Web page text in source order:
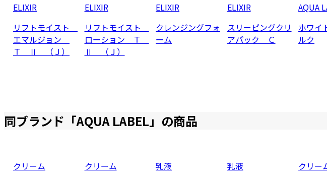
ELIXIR
リフトモイスト
エマルジョン
Ｔ Ⅱ （Ｊ）
ELIXIR
リフトモイスト
ローション Ｔ
Ⅱ （Ｊ）
ELIXIR
クレンジングフォ
ーム
ELIXIR
スリーピングクリ
アパック Ｃ
AQUA
ホワ
ルク
同ブランド「AQUA LABEL 」の商品
クリーム
クリーム
乳液
乳液
クリー